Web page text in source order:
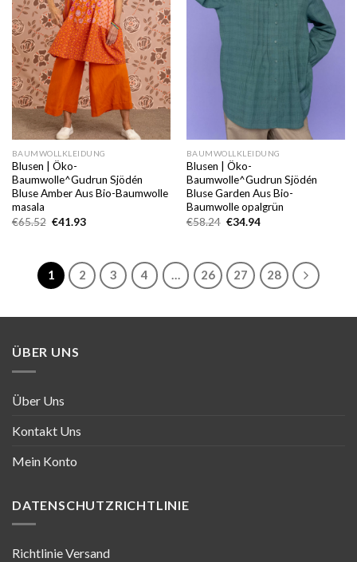
BAUMWOLLKLEIDUNG
Blusen | Öko-
Baumwolle^Gudrun Sjödén
Bluse Amber Aus Bio-Baumwolle
masala
€65.52 Ursprünglicher
€41.93Aktueller
BAUMWOLLKLEIDUNG
Blusen | Öko-
Baumwolle^Gudrun Sjödén
Bluse Garden Aus Bio-
Baumwolle opalgrün
€58.24 Ursprünglicher
€34.94Aktueller
1 2 3 4 … 26 27 28
ÜBER UNS
Über Uns
Kontakt Uns
Mein Konto
DATENSCHUTZRICHTLINIE
Richtlinie Versand